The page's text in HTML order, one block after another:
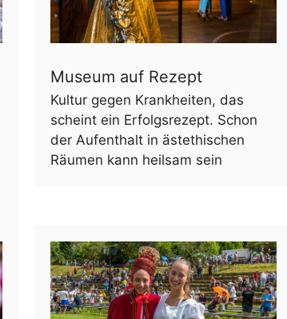
Museum auf Rezept
Kultur gegen Krankheiten, das
scheint ein Erfolgsrezept. Schon
der Aufenthalt in ästethischen
Räumen kann heilsam sein